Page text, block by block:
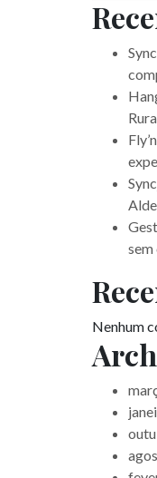
sem
Nenhum